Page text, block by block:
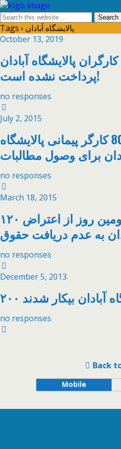
Tags › پالایشگاه آبادان
October 13, 2019
پالایشگاه آبادان
پرداخت نشده است!
no responses
July 2, 2015
ادامه سرگردانی 80 کارگر پیمانی پالایشگاه
برای وصول مطالبات
no responses
March 18, 2015
اخبار کارگری: سومین روز از اعتراض ۱۲۰
به عدم دريافت حقوق
no responses
December 5, 2013
no responses
Back
Mobile